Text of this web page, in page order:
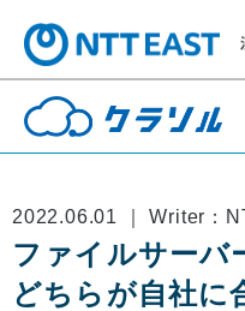
2022.06.01 ｜ Writer：
ファイルサーバ
どちらが自社に